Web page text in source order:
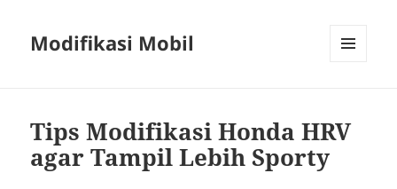
Modifikasi Mobil
Tips Modifikasi Honda HRV
agar Tampil Lebih Sporty